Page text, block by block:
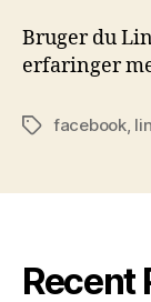
Bruger du
erfaringer
Tagsfacebook,
Recent